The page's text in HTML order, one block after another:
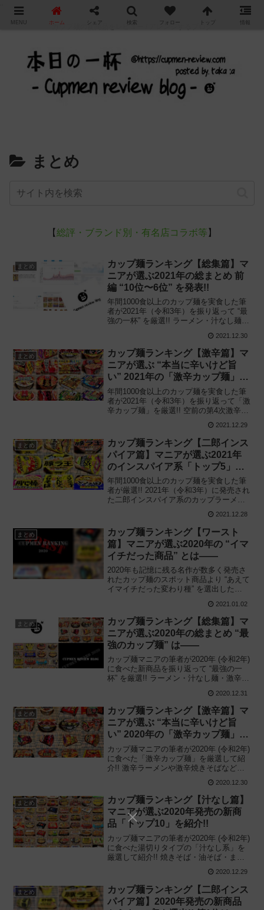
カップ麺の新商品をレビュー / アレンジするブログ
まとめ
【総評・ブランド別・有名店コラボ等 】
まとめ
カップ麺ランキング【総集篇】マ
ニアが選ぶ2021年の総まとめ 前
編 “10位〜6位” を発表!!
年間1000食以上のカップ麺を実食した筆
者が2021年（令和3年）を振り返って “最
強の一杯” を厳選!! ラーメン・汁なし麺・
に発売された新作カップ麺のランキング
第10位〜第6位を紹介します。
2021.12.30
まとめ
カップ麺ランキング【激辛篇】マ
ニアが選ぶ “本当に辛いけど旨
い” 2021年の「激辛カップ麺」ト
ップ5!!
年間1000食以上のカップ麺を実食した筆
者が2021年（令和3年）を振り返って「激
辛カップ麺」を厳選!! 空前の第4次激辛ブ
に辛いけど旨い” 激辛カップ麺ランキング
の第1位に輝いたのは——
2021.12.29
まとめ
カップ麺ランキング【二郎インス
パイア篇】マニアが選ぶ2021年
のインスパイア系「トップ5」を
公開!!
年間1000食以上のカップ麺を実食した筆
者が厳選!! 2021年（令和3年）に発売され
た二郎インスパイア系のカップラーメン
紹介 “第1位を勝ち取った商品” の発表と1
年で見えた “今後の課題” とは—
2021.12.28
まとめ
カップ麺ランキング【ワースト
篇】マニアが選ぶ2020年の “イマ
イチだった商品” とは——
2020年も記憶に残る名作が数多く発売さ
れたカップ麺のスポット商品より “あえて
イマイチだった変わり種” を選出した
篇」を公開!! カップ麺マニアが選ぶ5位〜
1位の商品とは——
2021.01.02
まとめ
カップ麺ランキング【総集篇】マ
ニアが選ぶ2020年の総まとめ “最
強のカップ麺” は——
カップ麺マニアの筆者が2020年 (令和2年)
に食べた新商品を振り返って “最強の一
杯” を厳選!! ラーメン・汁なし麺・激辛・
上発売される新作カップ麺のランキング1
位に輝いた最強の一杯は——
2020.12.31
まとめ
カップ麺ランキング【激辛篇】マ
ニアが選ぶ “本当に辛いけど旨
い” 2020年の「激辛カップ麺」ト
ップ10!!
カップ麺マニアの筆者が2020年 (令和2年)
に食べた「激辛カップ麺」を厳選して紹
介!! 激辛ラーメンや激辛焼きそばなど、
在 “本当に辛いけど旨い” 激辛カップ麺ラ
ンキング第1位に輝いたのは——
2020.12.30
まとめ
カップ麺ランキング【汁なし篇】
マニアが選ぶ2020年発売の新商
品「トップ10」を紹介!!
カップ麺マニアの筆者が2020年 (令和2年)
に食べた湯切りタイプの「汁なし系」を
厳選して紹介!! 焼きそば・油そば・まぜ
でも人気の高い “湯切りタイプの汁なしカ
ップ麺” 今年の第1位は——
2020.12.29
まとめ
カップ麺ランキング【二郎インス
パイア篇】2020年発売の新商品
MENU ホーム シェア 検索 フォロー トップ 情報